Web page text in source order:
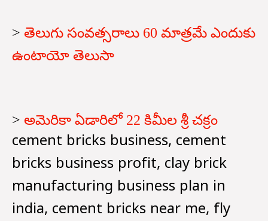
> తెలుగు సంవత్సరాలు 60 మాత్రమే ఎందుకు
ఉంటాయో తెలుసా
> అమెరికా ఏడారిలో 22 కిమీల శ్రీ చక్రం
cement bricks business, cement
bricks business profit, clay brick
manufacturing business plan in
india, cement bricks near me, fly